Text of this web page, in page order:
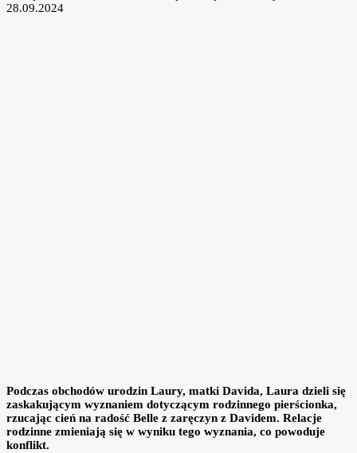
28.09.2024
Podczas obchodów urodzin Laury, matki Davida, Laura dzieli się
zaskakującym wyznaniem dotyczącym rodzinnego pierścionka,
rzucając cień na radość Belle z zaręczyn z Davidem. Relacje
rodzinne zmieniają się w wyniku tego wyznania, co powoduje
konflikt.